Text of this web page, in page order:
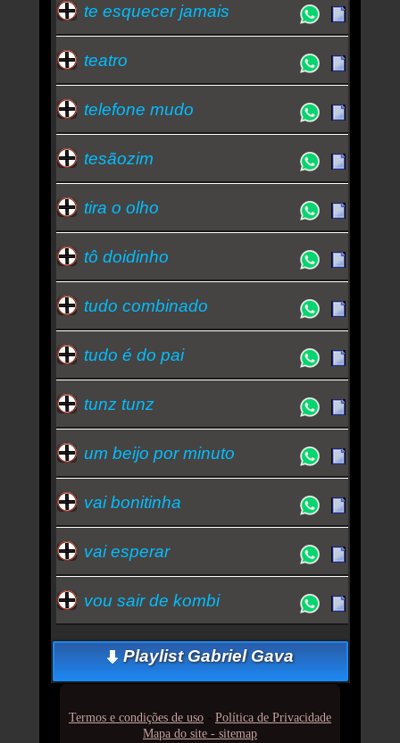
te esquecer jamais
teatro
telefone mudo
tesãozim
tira o olho
tô doidinho
tudo combinado
tudo é do pai
tunz tunz
um beijo por minuto
vai bonitinha
vai esperar
vou sair de kombi
Playlist Gabriel Gava
Termos e condições de uso
Política de Privacidade
Mapa do site - sitemap